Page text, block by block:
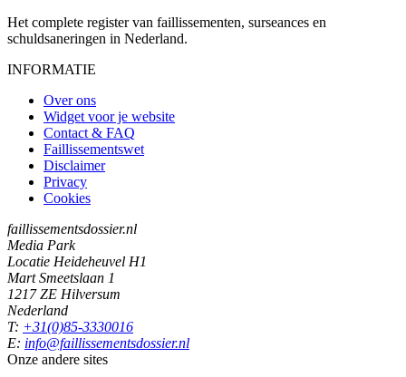
Het complete register van faillissementen, surseances en
schuldsaneringen in Nederland.
INFORMATIE
Over ons
Widget voor je website
Contact & FAQ
Faillissementswet
Disclaimer
Privacy
Cookies
faillissementsdossier.nl
Media Park
Locatie Heideheuvel H1
Mart Smeetslaan 1
1217 ZE Hilversum
Nederland
T: +31(0)85-3330016
E: info@faillissementsdossier.nl
Onze andere sites